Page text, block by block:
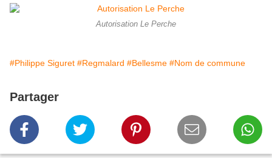
Autorisation Le Perche
#Philippe Siguret #Regmalard #Bellesme #Nom de commune
Partager